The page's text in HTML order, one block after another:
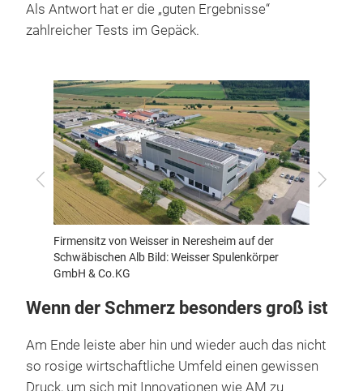
Als Antwort hat er die „guten Ergebnisse“
zahlreicher Tests im Gepäck.
Zurück Vor
Firmensitz von Weisser in Neresheim auf der
Schwäbischen Alb Bild: Weisser Spulenkörper
GmbH & Co.KG
Wenn der Schmerz besonders groß ist
Am Ende leiste aber hin und wieder auch das nicht
so rosige wirtschaftliche Umfeld einen gewissen
Druck, um sich mit Innovationen wie AM zu